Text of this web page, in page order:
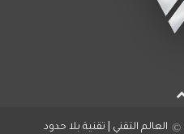
© العالم التقني | تقنية بلا حدود